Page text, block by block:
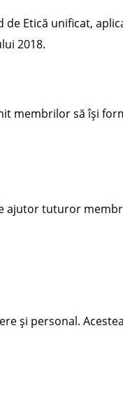
Etică unificat,
2018.
membrilor să își
ajutor tuturor
și personal.